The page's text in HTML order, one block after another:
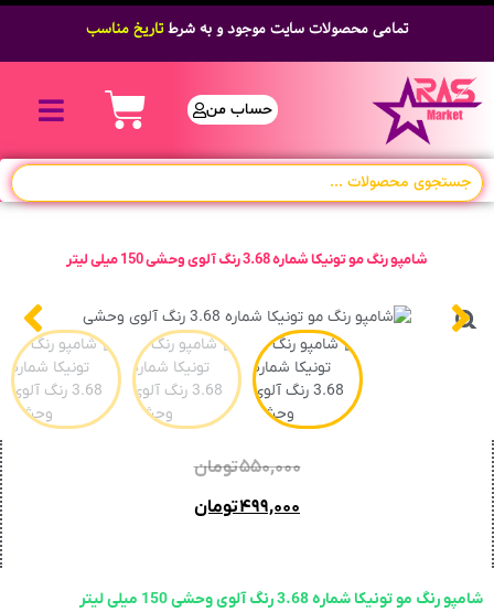
تمامی محصولات سایت موجود و به شرطتاریخ مناسب
حساب من
شامپو رنگ مو تونیکا شماره 3.68 رنگ آلوی وحشی 150 میلی لیتر
۵۵۰,۰۰۰تومان
۴۹۹,۰۰۰تومان
شامپو رنگ مو تونیکا شماره 3.68 رنگ آلوی وحشی 150 میلی لیتر